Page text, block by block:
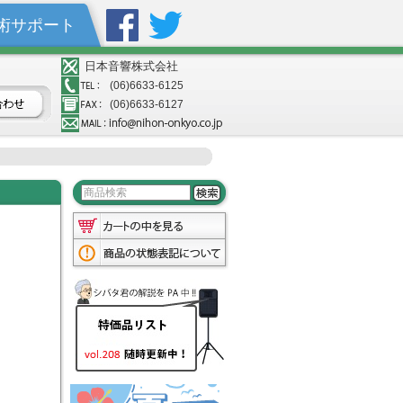
サポート
日本音響株式会社
(06)6633-6125
(06)6633-6127